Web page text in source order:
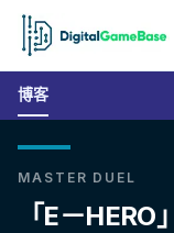
博客
MASTER DUEL
「E－HERO